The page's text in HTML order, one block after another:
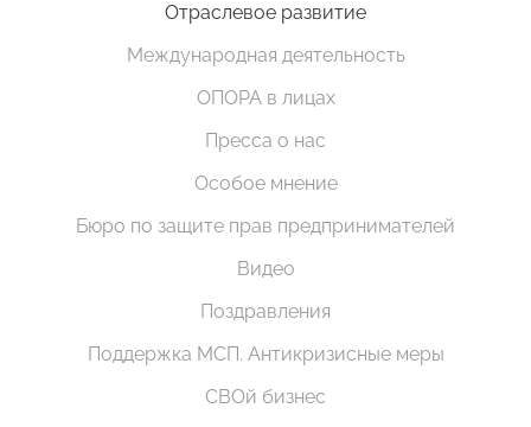
Отраслевое развитие
Международная деятельность
ОПОРА в лицах
Пресса о нас
Особое мнение
Бюро по защите прав предпринимателей
Видео
Поздравления
Поддержка МСП. Антикризисные меры
СВОй бизнес